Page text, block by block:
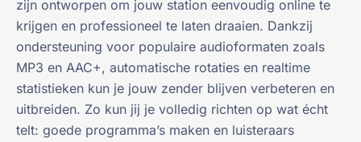
zijn ontworpen om jouw station eenvoudig online te
krijgen en professioneel te laten draaien. Dankzij
ondersteuning voor populaire audioformaten zoals
MP3 en AAC+, automatische rotaties en realtime
statistieken kun je jouw zender blijven verbeteren en
uitbreiden. Zo kun jij je volledig richten op wat écht
telt: goede programma’s maken en luisteraars